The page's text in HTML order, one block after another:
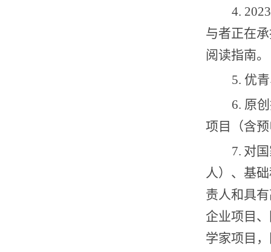
4. 2023
与者正在
阅读指南。
5. 优
6. 原
项目（含
7. 对
人）、基
责人和具
企业项目
学家项目